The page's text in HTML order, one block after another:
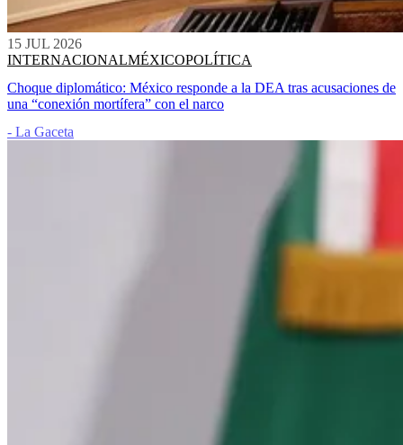
15 JUL 2026
INTERNACIONALMÉXICOPOLÍTICA
Choque diplomático: México responde a la DEA tras acusaciones de
una “conexión mortífera” con el narco
- La Gaceta